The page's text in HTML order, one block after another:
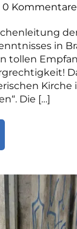
0 Kommentare
in
tollen
Kirche
Die […]